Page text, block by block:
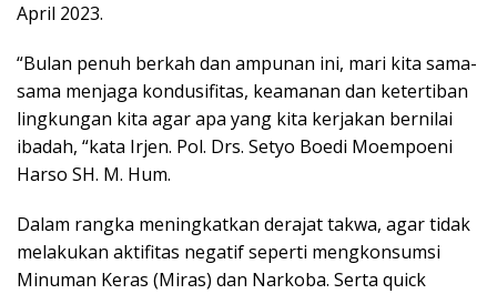
April 2023.
“Bulan penuh berkah dan ampunan ini, mari kita sama-
sama menjaga kondusifitas, keamanan dan ketertiban
lingkungan kita agar apa yang kita kerjakan bernilai
ibadah, “kata Irjen. Pol. Drs. Setyo Boedi Moempoeni
Harso SH. M. Hum.
Dalam rangka meningkatkan derajat takwa, agar tidak
melakukan aktifitas negatif seperti mengkonsumsi
Minuman Keras (Miras) dan Narkoba. Serta quick